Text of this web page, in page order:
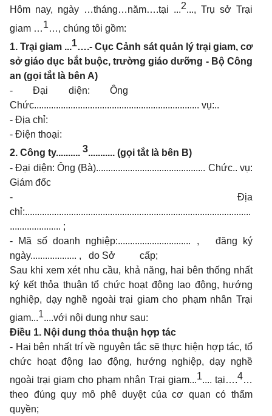
Hôm nay, ngày …tháng…năm….tại ...2..., Trụ sở Trại
giam …1…, chúng tôi gồm:
1. Trại giam ...1….- Cục Cảnh sát quản lý trại giam, cơ
sở giáo dục bắt buộc, trường giáo dưỡng - Bộ Công
an (gọi tắt là bên A)
- Đại diện: Ông
Chức.................................................................... vụ:..
- Địa chỉ:
- Điện thoại:
2. Công ty.......... 3........... (gọi tắt là bên B)
- Đại diện: Ông (Bà)............................................. Chức..vụ:
Giám đốc
- Địa
chỉ:.............................................................................................
..................... ;
- Mã số doanh nghiệp:.............................. , đăng ký
ngày................... , do Sở cấp;
Sau khi xem xét nhu cầu, khả năng, hai bên thống nhất
ký kết thỏa thuận tổ chức hoạt động lao động, hướng
nghiệp, dạy nghề ngoài trại giam cho phạm nhân Trại
giam...1....với nội dung như sau:
Điều 1. Nội dung thỏa thuận hợp tác
- Hai bên nhất trí về nguyên tắc sẽ thực hiện hợp tác, tổ
chức hoạt động lao động, hướng nghiệp, dạy nghề
ngoài trại giam cho phạm nhân Trại giam...1.... tại….4…
theo đúng quy mô phê duyệt của cơ quan có thẩm
quyền;